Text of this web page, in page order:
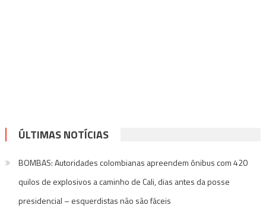
ÚLTIMAS NOTÍCIAS
BOMBAS: Autoridades colombianas apreendem ônibus com 420
quilos de explosivos a caminho de Cali, dias antes da posse
presidencial – esquerdistas não são fáceis